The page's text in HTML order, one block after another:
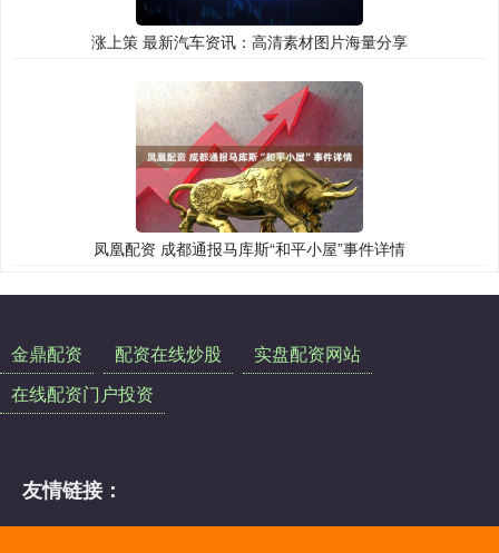
涨上策 最新汽车资讯：高清素材图片海量分享
凤凰配资 成都通报马库斯“和平小屋”事件详情
金鼎配资 配资在线炒股
实盘配资网站
在线配资门户投资
友情链接：